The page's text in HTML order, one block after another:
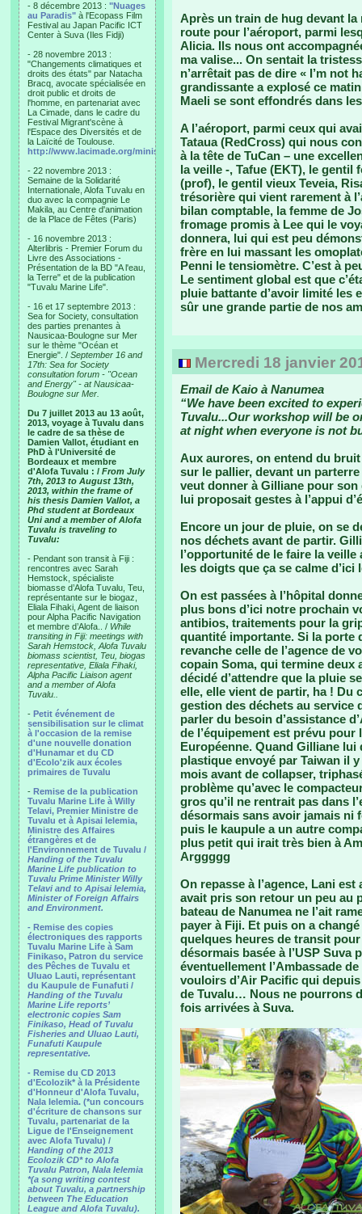
- 8 décembre 2013 : "Nuages
au Paradis" à l'Ecopass Film
Festival au Japan Pacific ICT
Center à Suva (Iles Fidji)
- 28 novembre 2013 :
"Changements climatiques et
droits des états" par Natacha
Bracq, avocate spécialisée en
droit public et droits de
l'homme, en partenariat avec
La Cimade, dans le cadre du
Festival Migrant'scène à
l'Espace des Diversités et de
la Laïcité de Toulouse.
http://www.lacimade.org/minisites/migrantscene
- 22 novembre 2013 :
Semaine de la Solidarité
Internationale, Alofa Tuvalu en
duo avec la compagnie Le
Makila, au Centre d'animation
de la Place de Fêtes (Paris)
- 16 novembre 2013 :
Alterlibris - Premier Forum du
Livre des Associations -
Présentation de la BD "A l'eau,
la Terre" et de la publication
"Tuvalu Marine Life".
- 16 et 17 septembre 2013 :
Sea for Society, consultation
des parties prenantes à
Nausicaa-Boulogne sur Mer
sur le thème "Océan et
Energie". / September 16 and
17th: Sea for Society
consultation forum - "Ocean
and Energy" - at Nausicaa-
Boulogne sur Mer.
Du 7 juillet 2013 au 13 août,
2013, voyage à Tuvalu dans
le cadre de sa thèse de
Damien Vallot, étudiant en
PhD à l'Université de
Bordeaux et membre
d'Alofa Tuvalu : / From July
7th, 2013 to August 13th,
2013, within the frame of
his thesis Damien Vallot, a
Phd student at Bordeaux
Uni and a member of Alofa
Tuvalu is traveling to
Tuvalu:
- Pendant son transit à Fiji :
rencontres avec Sarah
Hemstock, spécialiste
biomasse d’Alofa Tuvalu, Teu,
représentante sur le biogaz,
Eliala Fihaki, Agent de liaison
pour Alpha Pacific Navigation
et membre d’Alofa.. / While
transiting in Fiji: meetings with
Sarah Hemstock, Alofa Tuvalu
biomass scientist, Teu, biogas
representative, Eliala Fihaki,
Alpha Pacific Liaison agent
and a member of Alofa
Tuvalu..
- Petit événement de
sensibilisation sur le climat
à l'occasion de la remise
d'une nouvelle donation
d'Hunamar et du CD
d'Ecolo'zik aux écoles
primaires de Tuvalu
- Remise de la publication
Tuvalu Marine Life à Willy
Telavi, Premier Ministre de
Tuvalu et à Apisai Ielemia,
Ministre des Affaires
étrangères et de
l'Environnement de Tuvalu /
Handing of the Tuvalu
Marine Life publication to
Tuvalu Prime Minister Willy
Telavi and to Apisai Ielemia,
Minister of Foreign Affairs
and Environment.
- Remise des copies
électroniques des rapports
Tuvalu Marine Life à Sam
Finikaso, Patron du service
des Pêches de Tuvalu et
Uluao Lauti, représentant
du Kaupule de Funafuti /
Handing of the Tuvalu
Marine Life reports’
electronic copies Sam
Finikaso, Head of Tuvalu
Fisheries and Uluao Lauti,
Funafuti Kaupule
representative.
- Remise du CD 2013
d'Ecolozik* à la Présidente
d'Honneur d'Alofa Tuvalu,
Nala Ielemia. (*un concours
d'écriture de chansons sur
Tuvalu, partenariat de la
Ligue de l'Enseignement
avec Alofa Tuvalu) /
Handing of the 2013
Ecolozik CD* to Alofa
Tuvalu Patron, Nala Ielemia
*(a song writing contest
about Tuvalu, a partnership
between The Education
League and Alofa Tuvalu).
Après un train de hug devant la
route pour l’aéroport, parmi
Alicia. Ils nous ont
ma valise... On sentait la
n’arrêtait pas de dire « I’m not
grandissante a explosé ce
Maeli se sont effondrés dans
A l’aéroport, parmi ceux qui
Tataua (RedCross) qui nous
à la tête de TuCan – une
la veille -, Tafue (EKT), le
(prof), le gentil vieux Teveia,
trésorière qui vient rarement à
bilan comptable, la femme de
fromage promis à Lee qui le
donnera, lui qui est peu
frère en lui massant les
Penni le tensiomètre. C’est à
Le sentiment global est que
pluie battante d’avoir limité
sûr une grande partie de nos
Mercredi 18 janvier
Email de Kaio à Nanumea
“We have been excited to
Tuvalu...Our workshop will be
at night when everyone is not
Aux aurores, on entend du
sur le pallier, devant un
veut donner à Gilliane pour
lui proposait gestes à l’appui
Encore un jour de pluie, on se
nos déchets avant de partir.
l’opportunité de le faire la
les doigts que ça se calme d’ici
On est passées à l’hôpital
plus bons d’ici notre prochain
antibios, traitements pour la
quantité importante. Si la porte
revanche celle de l’agence de
copain Soma, qui termine deux
décidé d’attendre que la pluie
elle, elle vient de partir, ha ! Du
gestion des déchets au service
parler du besoin d’assistance
de l’équipement est prévu pour
Européenne. Quand Gilliane
plastique envoyé par Taiwan il
mois avant de collapser,
problème qu’avec le
gros qu’il ne rentrait pas dans
désormais sans avoir jamais
puis le kaupule a un autre
plus petit qui irait très bien à
Arggggg
On repasse à l’agence, Lani
avait pris son retour un peu au
bateau de Nanumea ne l’ait
payer à Fiji. Et puis on a
quelques heures de transit
désormais basée à l’USP
éventuellement l’Ambassade
vouloirs d’Air Pacific qui
de Tuvalu… Nous ne pourrons
fois arrivées à Suva.